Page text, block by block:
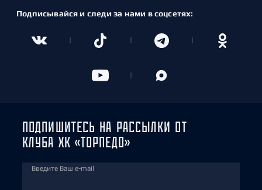
Подписывайся и следи за нами в соцсетях:
ПОДПИШИТЕСЬ НА РАССЫЛКИ ОТ
КЛУБА ХК «ТОРПЕДО»
Введите Ваш e-mail